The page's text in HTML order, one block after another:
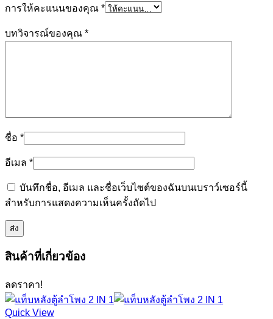
การให้คะแนนของคุณ *
บทวิจารณ์ของคุณ *
ชื่อ *
อีเมล *
บันทึกชื่อ, อีเมล และชื่อเว็บไซต์ของฉันบนเบราว์เซอร์นี้
สำหรับการแสดงความเห็นครั้งถัดไป
สินค้าที่เกี่ยวข้อง
ลดราคา!
Quick View